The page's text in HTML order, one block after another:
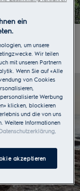
ein
um unsere
Wir teilen
mit unseren Partnern
Wenn Sie auf «Alle
von Cookies
Werbung
klicken, blockieren
und die von uns
Weitere Informationen
.
akzeptieren